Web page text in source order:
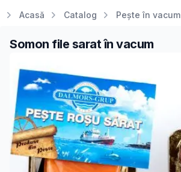
Acasă Catalog Pește în vacum
Somon file sarat în vacum